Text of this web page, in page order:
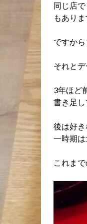
同じ店
もありま
ですか
それと
3年ほど
書き足し
後は好
一時期
これま